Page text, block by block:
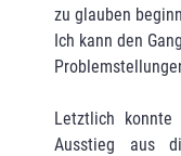
zu glauben
Ich kann den
Letztlich
Ausstieg aus